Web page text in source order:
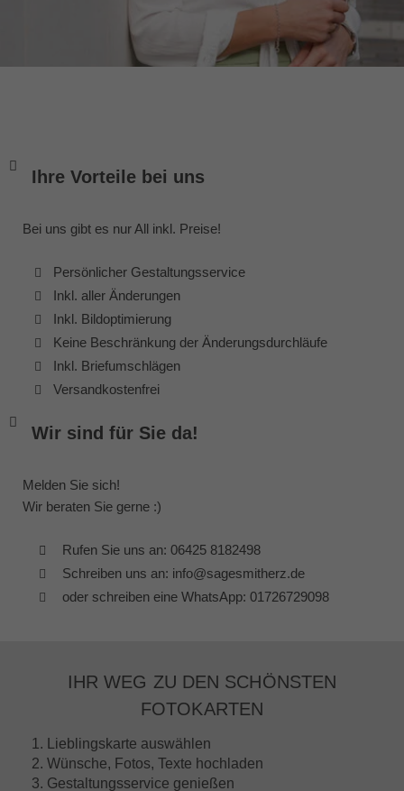
Ihre Vorteile bei uns
Bei uns gibt es nur All inkl. Preise!
Persönlicher Gestaltungsservice
Inkl. aller Änderungen
Inkl. Bildoptimierung
Keine Beschränkung der Änderungsdurchläufe
Inkl. Briefumschlägen
Versandkostenfrei
Wir sind für Sie da!
Melden Sie sich!
Wir beraten Sie gerne :)
Rufen Sie uns an: 06425 8182498
Schreiben uns an: info@sagesmitherz.de
oder schreiben eine WhatsApp: 01726729098
IHR WEG ZU DEN SCHÖNSTEN
FOTOKARTEN
1. Lieblingskarte auswählen
2. Wünsche, Fotos, Texte hochladen
3. Gestaltungsservice genießen